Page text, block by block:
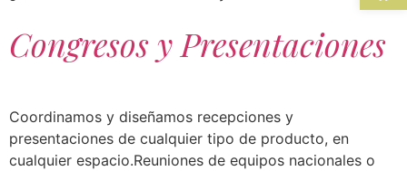
Congresos y Presentaciones
Coordinamos y diseñamos recepciones y
presentaciones de cualquier tipo de producto, en
cualquier espacio.Reuniones de equipos nacionales o